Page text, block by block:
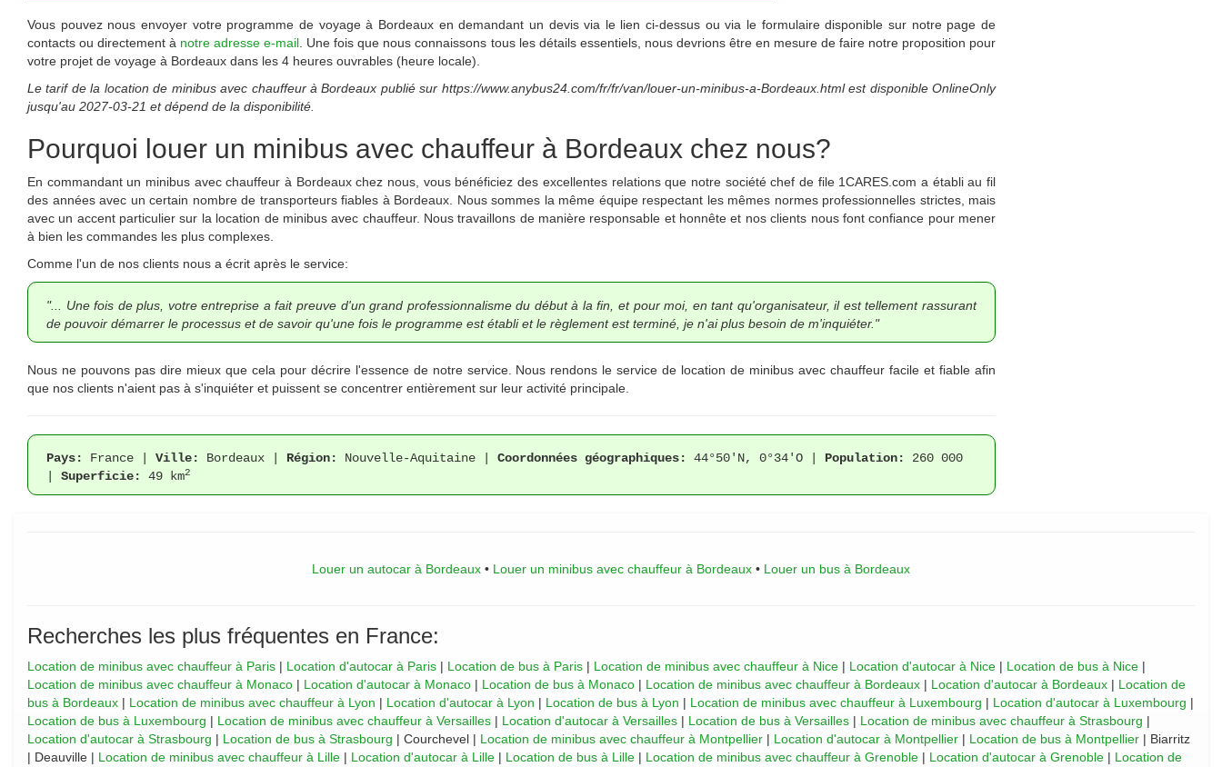
Vous pouvez nous envoyer votre programme de voyage à Bordeaux en demandant un devis via le lien ci-dessus ou via le formulaire disponible sur notre page de
contacts ou directement à notre adresse e-mail . Une fois que nous connaissons tous les détails essentiels, nous devrions être en mesure de faire notre proposition pour
votre projet de voyage à Bordeaux dans les 4 heures ouvrables (heure locale).
Le tarif de la location de minibus avec chauffeur à Bordeaux publié sur https://www.anybus24.com/fr/fr/van/louer-un-minibus-a-Bordeaux.htmlest disponible OnlineOnly
jusqu'au 2027-03-21 et dépend de la disponibilité.
Pourquoi louer un minibus avec chauffeur à Bordeaux chez nous?
En commandant un minibus avec chauffeur à Bordeaux chez nous, vous bénéficiez des excellentes relations que notre société chef de file 1CARES.com a établi au fil
des années avec un certain nombre de transporteurs fiables à Bordeaux. Nous sommes la même équipe respectant les mêmes normes professionnelles strictes, mais
avec un accent particulier sur la location de minibus avec chauffeur. Nous travaillons de manière responsable et honnête et nos clients nous font confiance pour mener
à bien les commandes les plus complexes.
Comme l'un de nos clients nous a écrit après le service:
"... Une fois de plus, votre entreprise a fait preuve d'un grand professionnalisme du début à la fin, et pour moi, en tant qu'organisateur, il est tellement rassurant
de pouvoir démarrer le processus et de savoir qu'une fois le programme est établi et le règlement est terminé, je n'ai plus besoin de m'inquiéter."
Nous ne pouvons pas dire mieux que cela pour décrire l'essence de notre service. Nous rendons le service de location de minibus avec chauffeur facile et fiable afin
que nos clients n'aient pas à s'inquiéter et puissent se concentrer entièrement sur leur activité principale.
Pays: France | Ville: Bordeaux | Région: Nouvelle-Aquitaine | Coordonnées géographiques: 44°50'N, 0°34'O | Population:
260 000
Superficie: 49 km2
Louer un autocar à Bordeaux • Louer un minibus avec chauffeur à Bordeaux • Louer un bus à Bordeaux
Recherches les plus fréquentes en France:
Location de minibus avec chauffeur à Paris | Location d'autocar à Paris | Location de bus à Paris | Location de minibus avec chauffeur à Nice | Location d'autocar à Nice | Location de bus à Nice |
Location de minibus avec chauffeur à Monaco | Location d'autocar à Monaco | Location de bus à Monaco | Location de minibus avec chauffeur à Bordeaux | Location d'autocar à Bordeaux | Location de
bus à Bordeaux | Location de minibus avec chauffeur à Lyon | Location d'autocar à Lyon | Location de bus à Lyon | Location de minibus avec chauffeur à Luxembourg | Location d'autocar à Luxembourg |
Location de bus à Luxembourg | Location de minibus avec chauffeur à Versailles | Location d'autocar à Versailles | Location de bus à Versailles | Location de minibus avec chauffeur à Strasbourg |
Location d'autocar à Strasbourg | Location de bus à Strasbourg | Courchevel | Location de minibus avec chauffeur à Montpellier | Location d'autocar à Montpellier | Location de bus à Montpellier | Biarritz
| Deauville | Location de minibus avec chauffeur à Lille | Location d'autocar à Lille | Location de bus à Lille | Location de minibus avec chauffeur à Grenoble | Location d'autocar à Grenoble | Location de